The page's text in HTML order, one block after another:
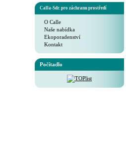
Calla-Sdr. pro záchranu prostředí
O Calle
Naše nabídka
Ekoporadenství
Kontakt
Počítadlo